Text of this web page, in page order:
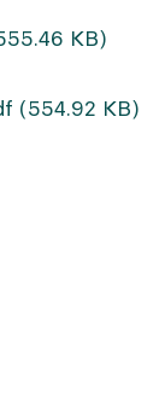
KB)
(554.92 KB)